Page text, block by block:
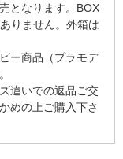
となります。BOX
りません。外箱は
ー商品（プラモデ
違いでの返品ご交
めの上ご購入下さ